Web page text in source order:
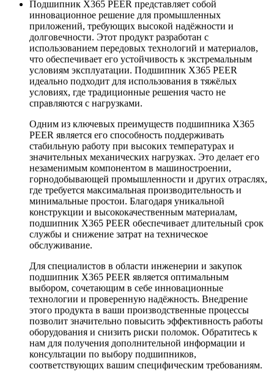
Подшипник X365 PEER представляет собой
инновационное решение для промышленных
приложений, требующих высокой надёжности и
долговечности. Этот продукт разработан с
использованием передовых технологий и материалов,
что обеспечивает его устойчивость к экстремальным
условиям эксплуатации. Подшипник X365 PEER
идеально подходит для использования в тяжёлых
условиях, где традиционные решения часто не
справляются с нагрузками.
Одним из ключевых преимуществ подшипника X365
PEER является его способность поддерживать
стабильную работу при высоких температурах и
значительных механических нагрузках. Это делает его
незаменимым компонентом в машиностроении,
горнодобывающей промышленности и других отраслях,
где требуется максимальная производительность и
минимальные простои. Благодаря уникальной
конструкции и высококачественным материалам,
подшипник X365 PEER обеспечивает длительный срок
службы и снижение затрат на техническое
обслуживание.
Для специалистов в области инженерии и закупок
подшипник X365 PEER является оптимальным
выбором, сочетающим в себе инновационные
технологии и проверенную надёжность. Внедрение
этого продукта в ваши производственные процессы
позволит значительно повысить эффективность работы
оборудования и снизить риски поломок. Обратитесь к
нам для получения дополнительной информации и
консультации по выбору подшипников,
соответствующих вашим специфическим требованиям.